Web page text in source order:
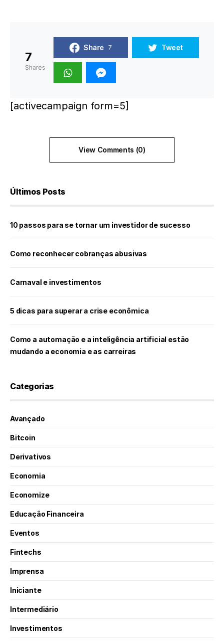
7
Shares
Share 7 Tweet
[activecampaign form=5]
View Comments (0)
Últimos Posts
10 passos para se tornar um investidor de sucesso
Como reconhecer cobranças abusivas
Carnaval e investimentos
5 dicas para superar a crise econômica
Como a automação e a inteligência artificial estão
mudando a economia e as carreiras
Categorias
Avançado
Bitcoin
Derivativos
Economia
Economize
Educação Financeira
Eventos
Fintechs
Imprensa
Iniciante
Intermediário
Investimentos